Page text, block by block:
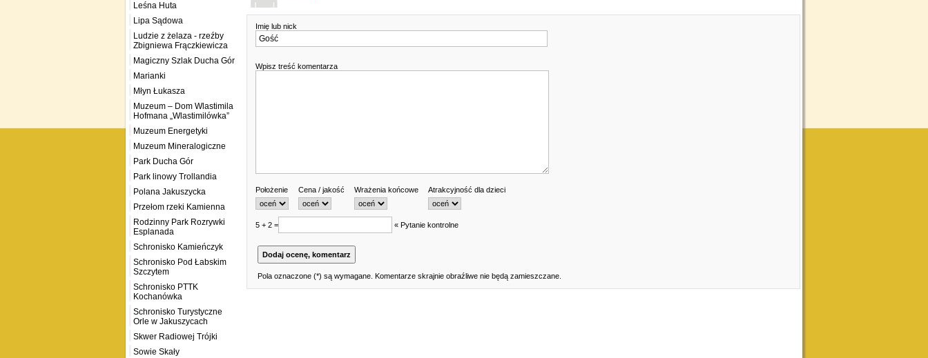
Leśna Huta
Lipa Sądowa
Ludzie z żelaza - rzeźby
Zbigniewa Frączkiewicza
Magiczny Szlak Ducha Gór
Marianki
Młyn Łukasza
Muzeum – Dom Wlastimila
Hofmana „Wlastimilówka”
Muzeum Energetyki
Muzeum Mineralogiczne
Park Ducha Gór
Park linowy Trollandia
Polana Jakuszycka
Przełom rzeki Kamienna
Rodzinny Park Rozrywki
Esplanada
Schronisko Kamieńczyk
Schronisko Pod Łabskim
Szczytem
Schronisko PTTK
Kochanówka
Schronisko Turystyczne
Orle w Jakuszycach
Skwer Radiowej Trójki
Sowie Skały
Imię lub nick
Wpisz treść komentarza
Położenie Cena / jakość Wrażenia końcowe Atrakcyjność dla dzieci
5 + 2 = « Pytanie kontrolne
Pola oznaczone (*) są wymagane. Komentarze skrajnie obraźliwe nie będą zamieszczane.